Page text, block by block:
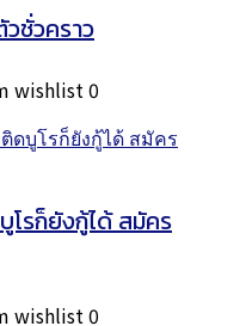
ชั่วคราว
wishlist0
โรก็ยังกู้ได้ สมัคร
wishlist0